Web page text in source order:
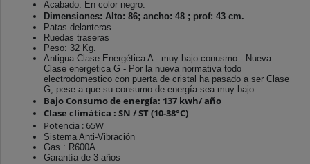
Acabado: En color negro.
Dimensiones: Alto: 86; ancho: 48 ; prof: 43 cm.
Patas delanteras
Ruedas traseras
Peso: 32 Kg.
Antigua Clase Energética A - muy bajo conusmo - Nueva
Clase energetica G - Por la nueva normativa todo
electrodomestico con puerta de cristal ha pasado a ser Clase
G, pese a que su consumo de energía sea muy bajo.
Bajo Consumo de energía: 137 kwh/ año
Clase climática : SN / ST (10-38°C)
Potencia : 65W
Sistema Anti-Vibración
Gas : R600A
Garantía de 3 años